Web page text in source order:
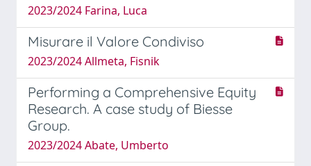
2023/2024 Farina, Luca
Misurare il Valore Condiviso
2023/2024 Allmeta, Fisnik
Performing a Comprehensive Equity
Research. A case study of Biesse
Group.
2023/2024 Abate, Umberto